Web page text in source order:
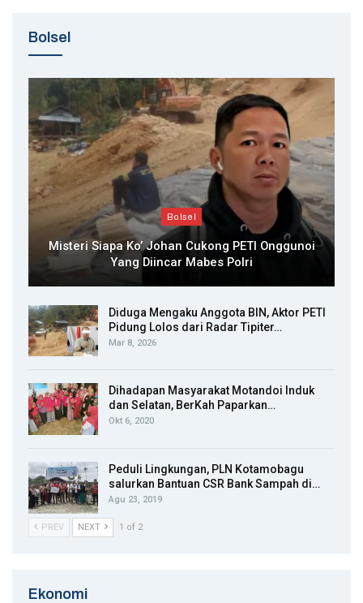
Bolsel
Bolsel
Misteri Siapa Ko’ Johan Cukong PETI Onggunoi
Yang Diincar Mabes Polri
Diduga Mengaku Anggota BIN, Aktor PETI
Pidung Lolos dari Radar Tipiter…
Mar 8, 2026
Dihadapan Masyarakat Motandoi Induk
dan Selatan, BerKah Paparkan…
Okt 6, 2020
Peduli Lingkungan, PLN Kotamobagu
salurkan Bantuan CSR Bank Sampah di…
Agu 23, 2019
PREV NEXT 1 of 2
Ekonomi